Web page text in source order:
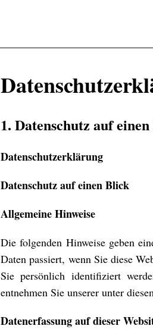
1. Datenschutz auf
Datenschutzerklärung
Datenschutz auf einen Blick
Allgemeine Hinweise
Die folgenden Hinweise geben
Daten passiert, wenn Sie diese
Sie persönlich identifiziert
entnehmen Sie unserer unter
Datenerfassung auf dieser